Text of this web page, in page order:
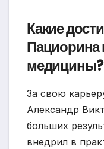
Какие
Пациорина
медицины?
За свою
Александр
больших
внедрил в